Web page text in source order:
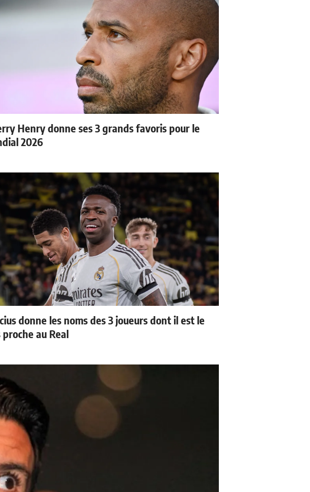
Henry donne ses 3 grands favoris pour le
2026
donne les noms des 3 joueurs dont il est le
proche au Real